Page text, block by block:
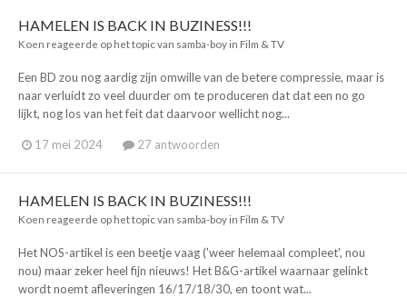
HAMELEN IS BACK IN BUZINESS!!!
Koen reageerde op het topic van samba-boy in Film & TV
Een BD zou nog aardig zijn omwille van de betere compressie, maar is
naar verluidt zo veel duurder om te produceren dat dat een no go
lijkt, nog los van het feit dat daarvoor wellicht nog...
17 mei 2024 27 antwoorden
HAMELEN IS BACK IN BUZINESS!!!
Koen reageerde op het topic van samba-boy in Film & TV
Het NOS-artikel is een beetje vaag ('weer helemaal compleet', nou
nou) maar zeker heel fijn nieuws! Het B&G-artikel waarnaar gelinkt
wordt noemt afleveringen 16/17/18/30, en toont wat...